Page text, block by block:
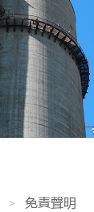
免責聲明